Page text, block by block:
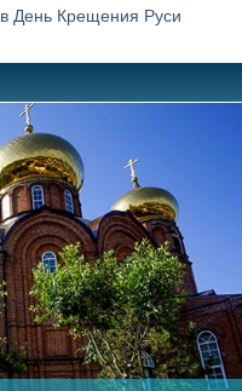
День Крещения Руси